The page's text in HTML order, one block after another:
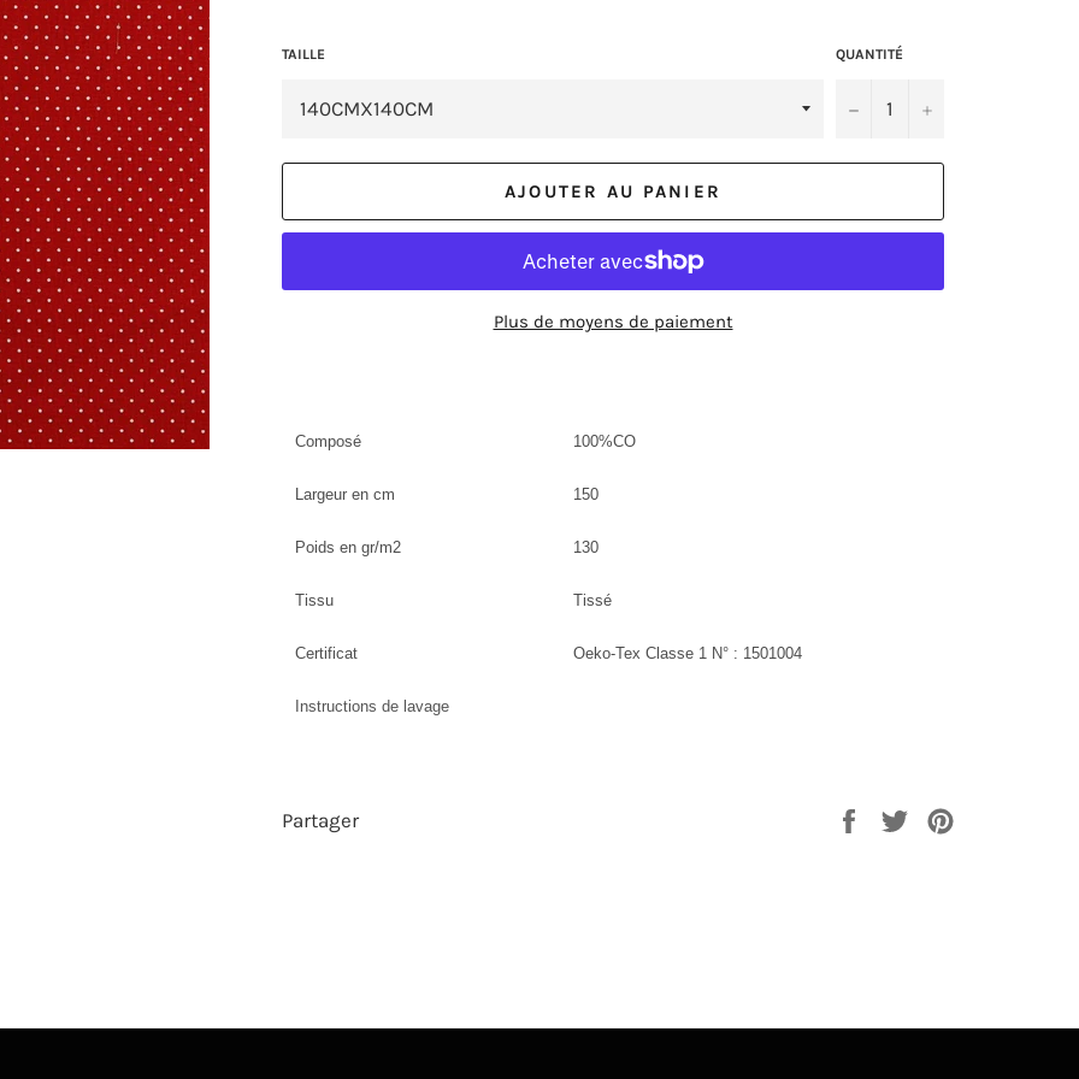
TAILLE QUANTITÉ
− +
AJOUTER AU PANIER
Plus de moyens de paiement
Composé 100%CO
Largeur en cm 150
Poids en gr/m2 130
Tissu Tissé
Certificat Oeko-Tex Classe 1 N° : 1501004
Instructions de lavage
Partager
PartagerTweeter